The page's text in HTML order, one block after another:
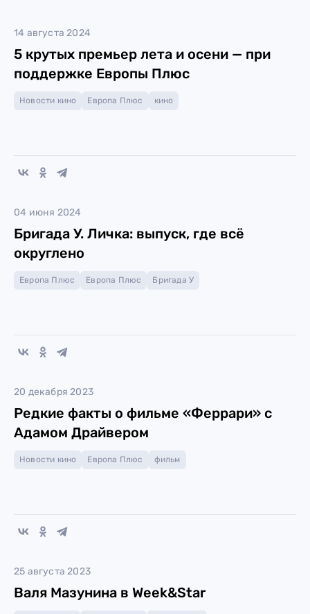
14 августа 2024
5 крутых премьер лета и осени — при
поддержке Европы Плюс
Новости кино Европа Плюс кино
04 июня 2024
Бригада У. Личка: выпуск, где всё
округлено
Европа Плюс Европа Плюс Бригада У
20 декабря 2023
Редкие факты о фильме «Феррари» с
Адамом Драйвером
Новости кино Европа Плюс фильм
25 августа 2023
Валя Мазунина в Week&Star